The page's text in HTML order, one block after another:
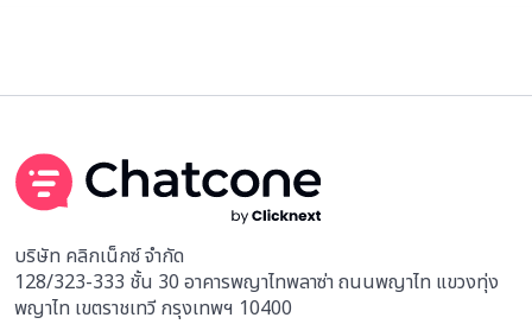
บริษัท คลิกเน็กซ์ จำกัด
128/323-333 ชั้น 30 อาคารพญาไทพลาซ่า ถนนพญาไท แขวงทุ่ง
พญาไท เขตราชเทวี กรุงเทพฯ 10400